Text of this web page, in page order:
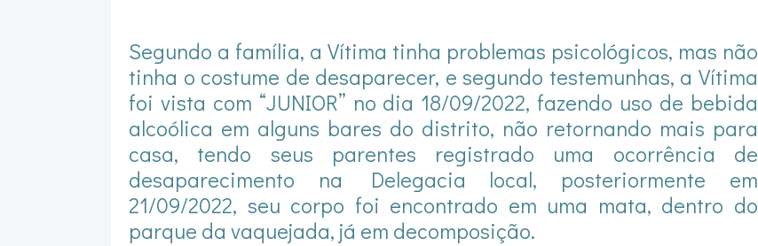
Segundo a família, a Vítima tinha problemas psicológicos, mas não
tinha o costume de desaparecer, e segundo testemunhas, a Vítima
foi vista com “JUNIOR” no dia 18/09/2022, fazendo uso de bebida
alcoólica em alguns bares do distrito, não retornando mais para
casa, tendo seus parentes registrado uma ocorrência de
desaparecimento na Delegacia local, posteriormente em
21/09/2022, seu corpo foi encontrado em uma mata, dentro do
parque da vaquejada, já em decomposição.